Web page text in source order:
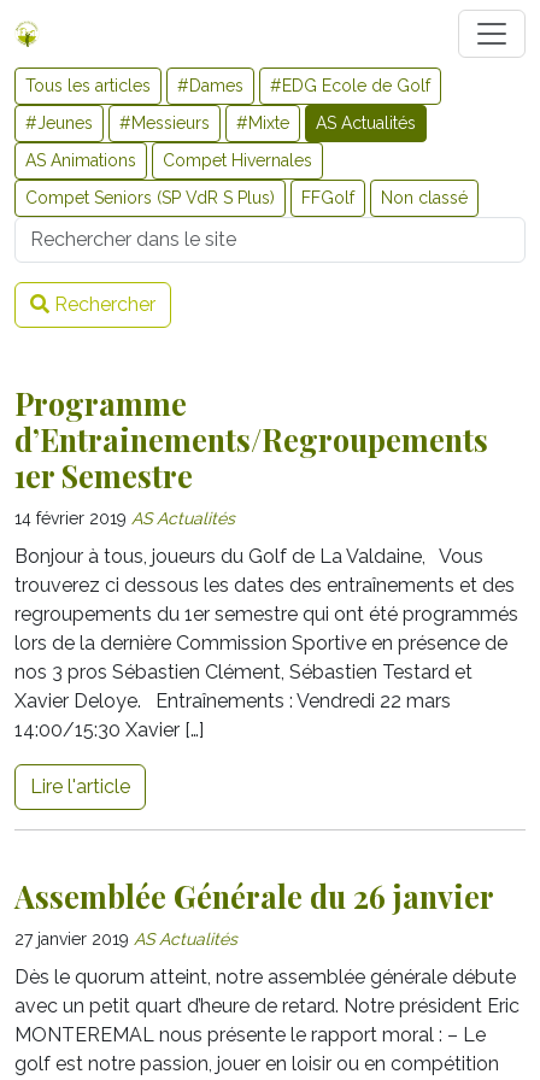
Tous les articles #Dames
#EDG Ecole de Golf
#Jeunes
#Messieurs #Mixte
AS Actualités
AS Animations
Compet Hivernales
Compet Seniors (SP VdR S Plus)
FFGolf Non classé
Username
Rechercher
Programme
d’Entrainements/Regroupements
1er Semestre
14 février 2019 AS Actualités
Bonjour à tous, joueurs du Golf de La Valdaine, Vous
trouverez ci dessous les dates des entraînements et des
regroupements du 1er semestre qui ont été programmés
lors de la dernière Commission Sportive en présence de
nos 3 pros Sébastien Clément, Sébastien Testard et
Xavier Deloye. Entraînements : Vendredi 22 mars
14:00/15:30 Xavier […]
Lire l'article
Assemblée Générale du 26 janvier
27 janvier 2019 AS Actualités
Dès le quorum atteint, notre assemblée générale débute
avec un petit quart d’heure de retard. Notre président Eric
MONTEREMAL nous présente le rapport moral : – Le
golf est notre passion, jouer en loisir ou en compétition